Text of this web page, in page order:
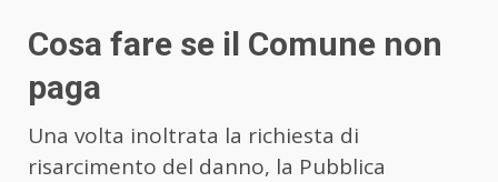
Cosa fare se il Comune non
paga
Una volta inoltrata la richiesta di
risarcimento del danno, la Pubblica